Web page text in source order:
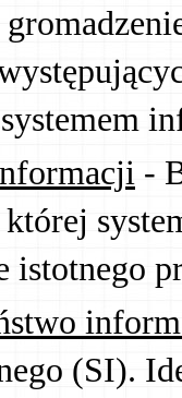
-
istotnego
(SI).